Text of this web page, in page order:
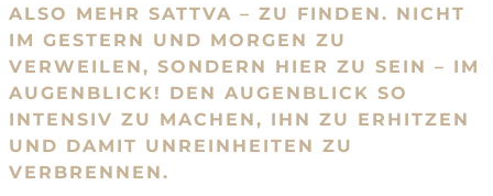
ALSO MEHR SATTVA – ZU FINDEN. NICHT
IM GESTERN UND MORGEN ZU
VERWEILEN, SONDERN HIER ZU SEIN – IM
AUGENBLICK! DEN AUGENBLICK SO
INTENSIV ZU MACHEN, IHN ZU ERHITZEN
UND DAMIT UNREINHEITEN ZU
VERBRENNEN.